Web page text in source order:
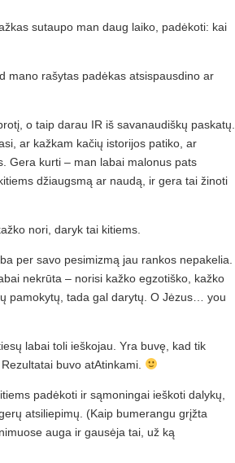
sutaupo man daug laiko, padėkoti: kai
mano rašytas padėkas atsispausdino ar
o taip darau IR iš savanaudiškų paskatų.
ar kažkam kačių istorijos patiko, ar
Gera kurti – man labai malonus pats
džiaugsmą ar naudą, ir gera tai žinoti
nori, daryk tai kitiems.
per savo pesimizmą jau rankos nepakelia.
nekrūta – norisi kažko egzotiško, kažko
pamokytų, tada gal darytų. O Jėzus… you
labai toli ieškojau. Yra buvę, kad tik
buvo atAtinkami.
padėkoti ir sąmoningai ieškoti dalykų,
atsiliepimų. (Kaip bumerangu grįžta
auga ir gausėja tai, už ką